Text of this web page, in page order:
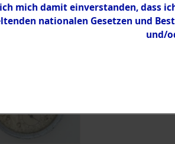
mich damit einverstanden, dass
nationalen Gesetzen und
und/